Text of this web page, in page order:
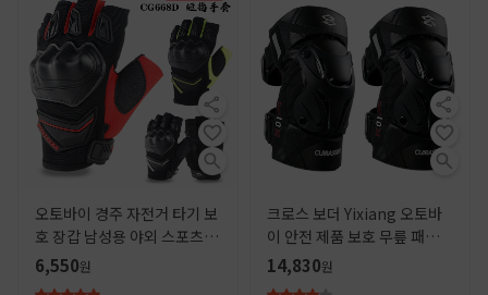
오토바이 경주 자전거 타기 보
호 장갑 남성용 야외 스포츠 장
비 반 손가락 짧은 장갑
CG668D
6,550원
크로스 보더 Yixiang 오토바
이 안전 제품 보호 무릎 패드
오프로드 라이딩 스포츠 제품
다리 패드 기사 보호 장비
14,830원